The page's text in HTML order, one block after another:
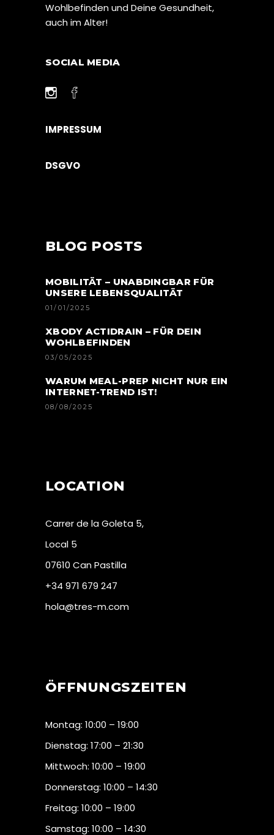
Wohlbefinden und Deine Gesundheit,
auch im Alter!
SOCIAL MEDIA
IMPRESSUM
DSGVO
BLOG POSTS
MOBILITÄT – UNABDINGBAR FÜR
UNSERE LEBENSQUALITÄT
01/01/2025
XBODY ACTIDRAIN – FÜR DEIN
WOHLBEFINDEN
03/05/2025
WARUM MEAL-PREP NICHT NUR EIN
INTERNET-TREND IST!
08/08/2025
LOCATION
Carrer de la Goleta 5,
Local 5
07610 Can Pastilla
+34 971 679 247
hola@tres-m.com
ÖFFNUNGSZEITEN
Montag: 10:00 – 19:00
Dienstag: 17:00 – 21:30
Mittwoch: 10:00 – 19:00
Donnerstag: 10:00 – 14:30
Freitag: 10:00 – 19:00
Samstag: 10:00 – 14:30